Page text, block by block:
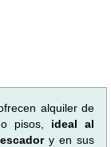
alquiler de
pisos, ideal al
y en sus